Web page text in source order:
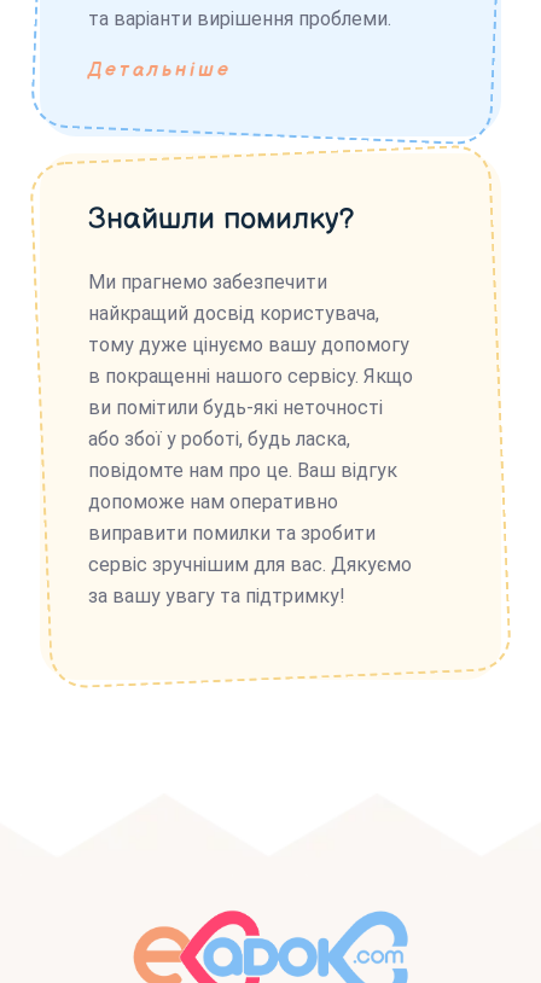
та варіанти вирішення проблеми.
Детальніше
Знайшли помилку?
Ми прагнемо забезпечити
найкращий досвід користувача,
тому дуже цінуємо вашу допомогу
в покращенні нашого сервісу. Якщо
ви помітили будь-які неточності
або збої у роботі, будь ласка,
повідомте нам про це. Ваш відгук
допоможе нам оперативно
виправити помилки та зробити
сервіс зручнішим для вас. Дякуємо
за вашу увагу та підтримку!